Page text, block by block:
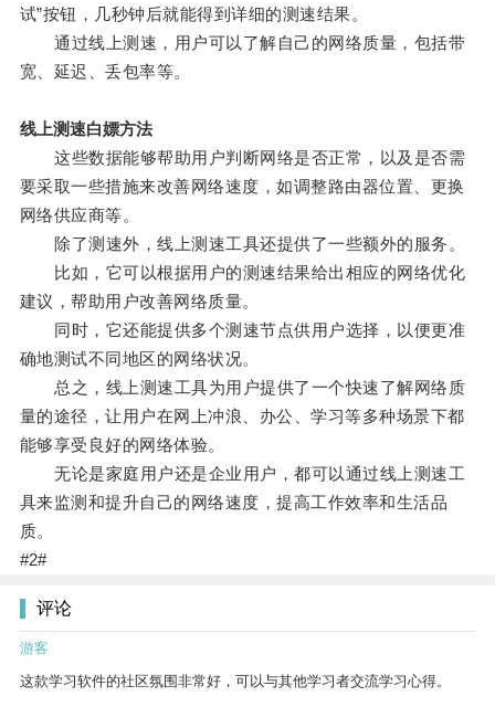
试”按钮，几秒钟后就能得到详细的测速结果。
通过线上测速，用户可以了解自己的网络质量，包括带
宽、延迟、丢包率等。
线上测速白嫖方法
这些数据能够帮助用户判断网络是否正常，以及是否需
要采取一些措施来改善网络速度，如调整路由器位置、更换
网络供应商等。
除了测速外，线上测速工具还提供了一些额外的服务。
比如，它可以根据用户的测速结果给出相应的网络优化
建议，帮助用户改善网络质量。
同时，它还能提供多个测速节点供用户选择，以便更准
确地测试不同地区的网络状况。
总之，线上测速工具为用户提供了一个快速了解网络质
量的途径，让用户在网上冲浪、办公、学习等多种场景下都
能够享受良好的网络体验。
无论是家庭用户还是企业用户，都可以通过线上测速工
具来监测和提升自己的网络速度，提高工作效率和生活品
质。
#2#
评论
游客
这款学习软件的社区氛围非常好，可以与其他学习者交流学习心得。